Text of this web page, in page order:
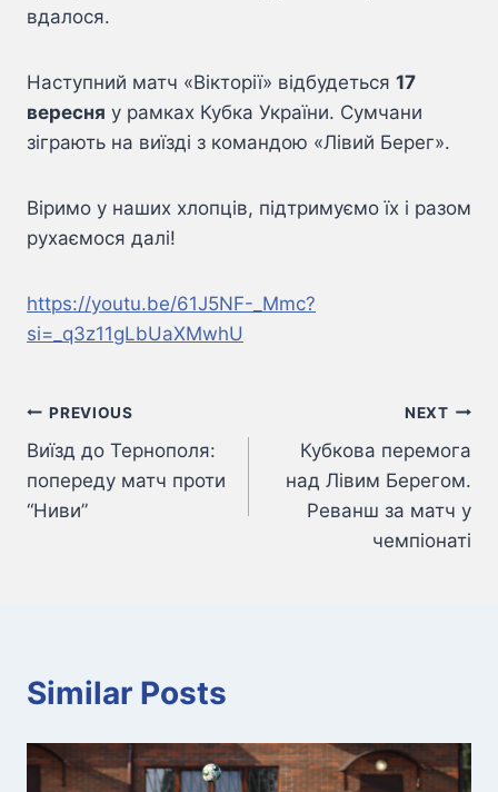
вдалося.
Наступний матч «Вікторії» відбудеться 17
вересня у рамках Кубка України. Сумчани
зіграють на виїзді з командою «Лівий Берег».
Віримо у наших хлопців, підтримуємо їх і разом
рухаємося далі!
https://youtu.be/61J5NF-_Mmc?
si=_q3z11gLbUaXMwhU
Навігація
записів
PREVIOUS
Виїзд до Тернополя:
попереду матч проти
“Ниви”
NEXT
Кубкова перемога
над Лівим Берегом.
Реванш за матч у
чемпіонаті
Similar Posts